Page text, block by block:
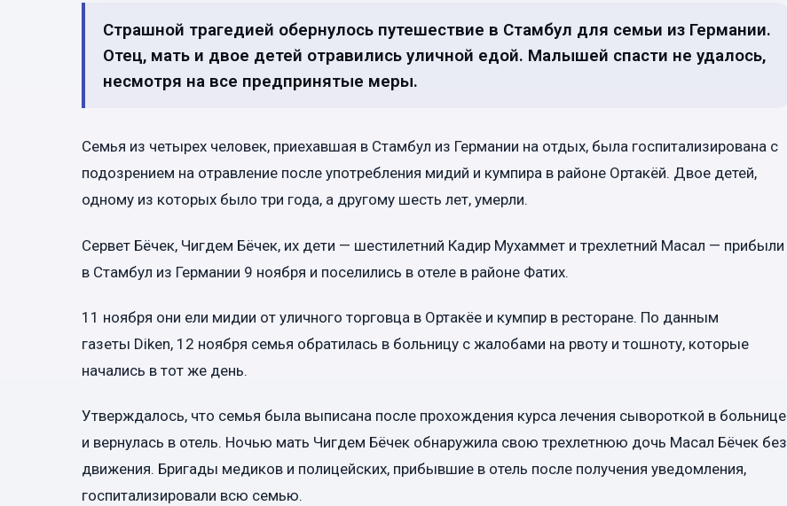
Страшной трагедией обернулось путешествие в Стамбул для семьи из Германии.
Отец, мать и двое детей отравились уличной едой. Малышей спасти не удалось,
несмотря на все предпринятые меры.
Семья из четырех человек, приехавшая в Стамбул из Германии на отдых, была госпитализирована с
подозрением на отравление после употребления мидий и кумпира в районе Ортакёй. Двое детей,
одному из которых было три года, а другому шесть лет, умерли.
Сервет Бёчек, Чигдем Бёчек, их дети — шестилетний Кадир Мухаммет и трехлетний Масал — прибыли
в Стамбул из Германии 9 ноября и поселились в отеле в районе Фатих.
11 ноября они ели мидии от уличного торговца в Ортакёе и кумпир в ресторане. По данным
газеты Diken, 12 ноября семья обратилась в больницу с жалобами на рвоту и тошноту, которые
начались в тот же день.
Утверждалось, что семья была выписана после прохождения курса лечения сывороткой в больнице
и вернулась в отель. Ночью мать Чигдем Бёчек обнаружила свою трехлетнюю дочь Масал Бёчек без
движения. Бригады медиков и полицейских, прибывшие в отель после получения уведомления,
госпитализировали всю семью.